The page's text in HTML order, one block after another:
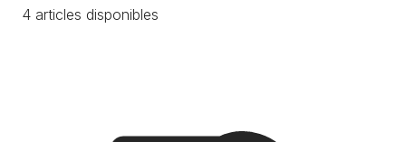
4 articles disponibles